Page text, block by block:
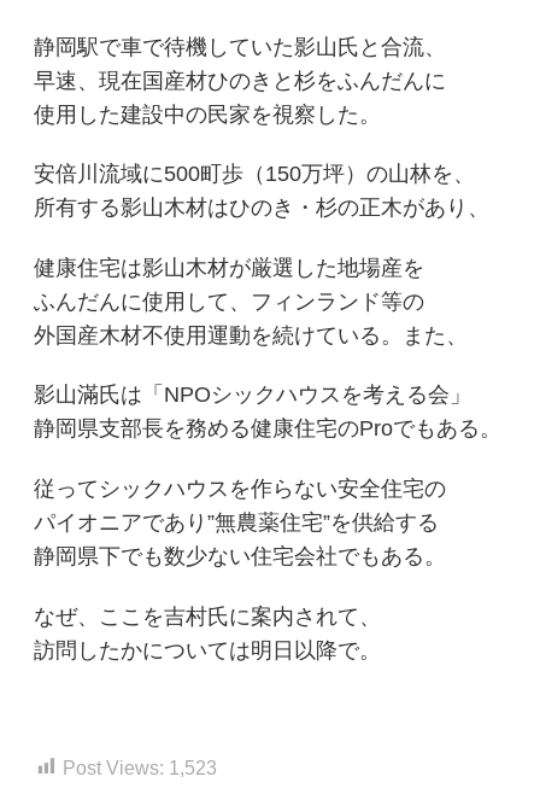
静岡駅で車で待機していた影山氏と合流、
早速、現在国産材ひのきと杉をふんだんに
使用した建設中の民家を視察した。
安倍川流域に500町歩（150万坪）の山林を、
所有する影山木材はひのき・杉の正木があり、
健康住宅は影山木材が厳選した地場産を
ふんだんに使用して、フィンランド等の
外国産木材不使用運動を続けている。また、
影山滿氏は「NPOシックハウスを考える会」
静岡県支部長を務める健康住宅のProでもある。
従ってシックハウスを作らない安全住宅の
パイオニアであり”無農薬住宅”を供給する
静岡県下でも数少ない住宅会社でもある。
なぜ、ここを吉村氏に案内されて、
訪問したかについては明日以降で。
Post Views: 1,523